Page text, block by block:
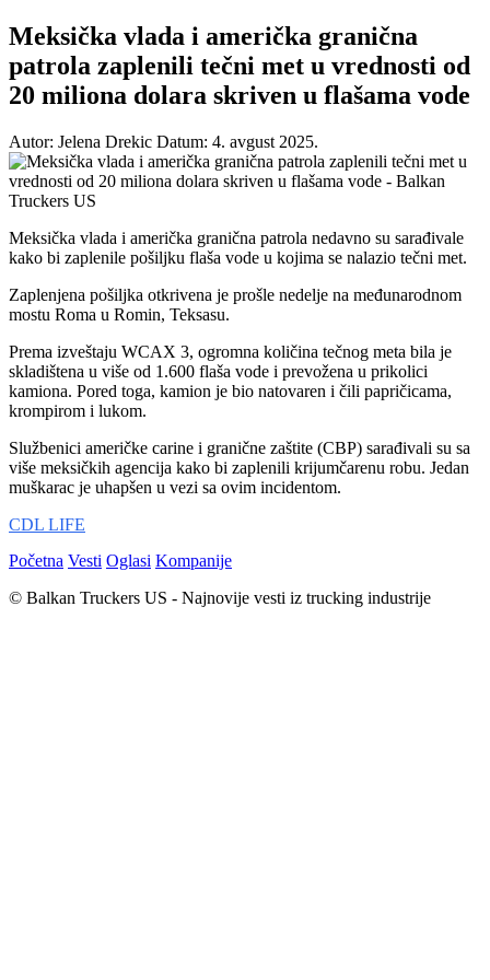
Meksička vlada i američka granična
patrola zaplenili tečni met u vrednosti od
20 miliona dolara skriven u flašama vode
Autor: Jelena Drekic Datum: 4. avgust 2025.
Meksička vlada i američka granična patrola nedavno su sarađivale
kako bi zaplenile pošiljku flaša vode u kojima se nalazio tečni met.
Zaplenjena pošiljka otkrivena je prošle nedelje na međunarodnom
mostu Roma u Romin, Teksasu.
Prema izveštaju WCAX 3, ogromna količina tečnog meta bila je
skladištena u više od 1.600 flaša vode i prevožena u prikolici
kamiona. Pored toga, kamion je bio natovaren i čili papričicama,
krompirom i lukom.
Službenici američke carine i granične zaštite (CBP) sarađivali su sa
više meksičkih agencija kako bi zaplenili krijumčarenu robu. Jedan
muškarac je uhapšen u vezi sa ovim incidentom.
CDL LIFE
Početna Vesti Oglasi Kompanije
© Balkan Truckers US - Najnovije vesti iz trucking industrije